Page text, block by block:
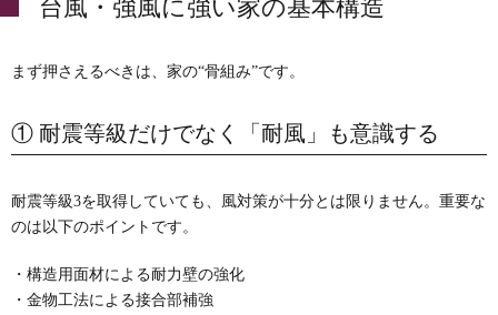
台風・強風に強い家の基本構造
まず押さえるべきは、家の“骨組み”です。
① 耐震等級だけでなく「耐風」も意識する
耐震等級3を取得していても、風対策が十分とは限りません。重要な
のは以下のポイントです。
・構造用面材による耐力壁の強化
・金物工法による接合部補強